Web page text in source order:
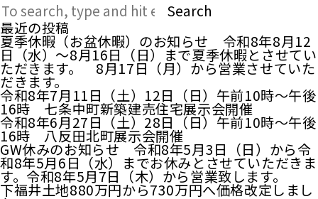
Search
最近の投稿
夏季休暇（お盆休暇）のお知らせ 令和8年8月12
日（水）～8月16日（日）まで夏季休暇とさせてい
ただきます。 8月17日（月）から営業させていた
だきます。
令和8年7月11日（土）12日（日）午前10時～午後
16時 七条中町新築建売住宅展示会開催
令和8年6月27日（土）28日（日）午前10時～午後
16時 八反田北町展示会開催
GW休みのお知らせ 令和8年5月3日（日）から令
和8年5月6日（水）までお休みとさせていただきま
す。令和8年5月7日（木）から営業致します。
下福井土地880万円から730万円へ価格改定しまし